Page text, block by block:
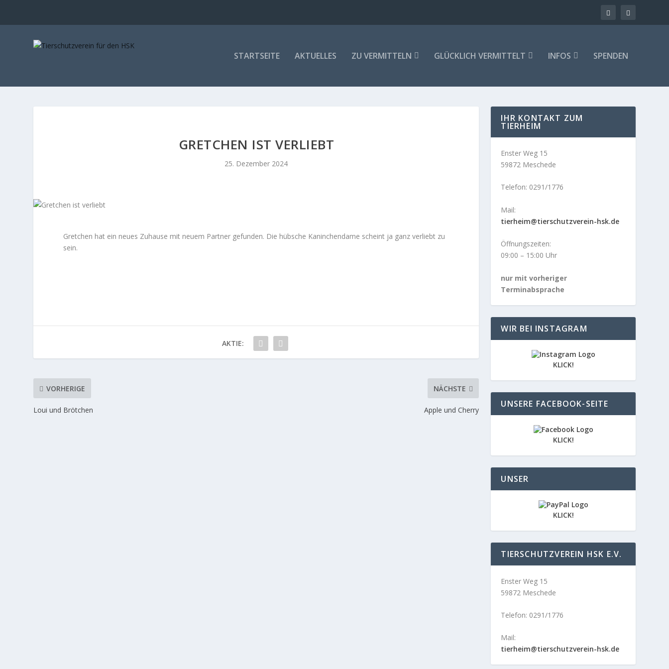
STARTSEITE AKTUELLES ZU VERMITTELN GLÜCKLICH VERMITTELT INFOS SPENDEN
GRETCHEN IST VERLIEBT
25. Dezember 2024
Gretchen hat ein neues Zuhause mit neuem Partner gefunden. Die hübsche Kaninchendame scheint ja ganz verliebt zu
sein.
AKTIE:
VORHERIGE
Loui und Brötchen
NÄCHSTE
Apple und Cherry
IHR KONTAKT ZUM
TIERHEIM
Enster Weg 15
59872 Meschede
Telefon: 0291/1776
Mail:
tierheim@tierschutzverein-hsk.de
Öffnungszeiten:
09:00 – 15:00 Uhr
nur mit vorheriger
Terminabsprache
WIR BEI INSTAGRAM
KLICK!
UNSERE FACEBOOK-SEITE
KLICK!
UNSER
KLICK!
TIERSCHUTZVEREIN HSK E.V.
Enster Weg 15
59872 Meschede
Telefon: 0291/1776
Mail:
tierheim@tierschutzverein-hsk.de